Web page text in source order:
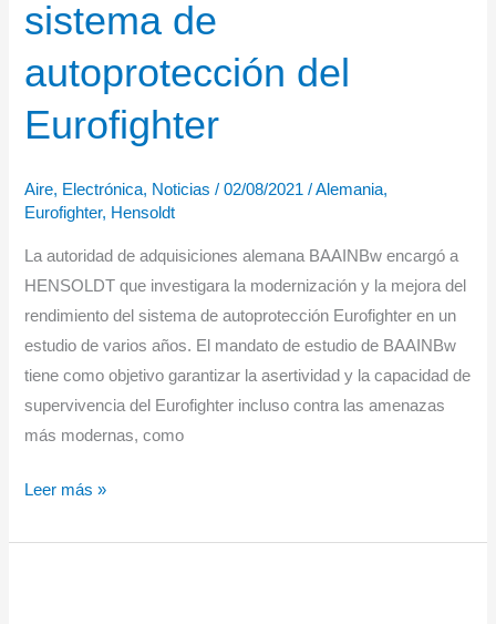
con
radares
con
sistema de
autoprotección del
Eurofighter
Aire, Electrónica, Noticias /02/08/2021/Alemania,
Eurofighter, Hensoldt
La autoridad de adquisiciones alemana BAAINBw encargó a
HENSOLDT que investigara la modernización y la mejora del
rendimiento del sistema de autoprotección Eurofighter en un
estudio de varios años. El mandato de estudio de BAAINBw
tiene como objetivo garantizar la asertividad y la capacidad de
supervivencia del Eurofighter incluso contra las amenazas
más modernas, como
HENSOLDT
la
Leer más »